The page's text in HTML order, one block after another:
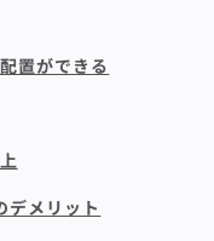
置ができる
デメリット